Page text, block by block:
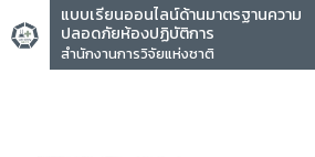
แบบเรียนออนไลน์ด้านมาตรฐานความ
ปลอดภัยห้องปฏิบัติการ
สำนักงานการวิจัยแห่งชาติ